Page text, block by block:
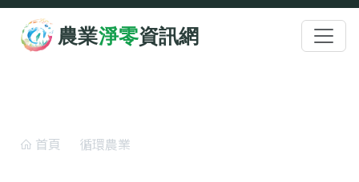
跳至主要內容
首頁 循環農業